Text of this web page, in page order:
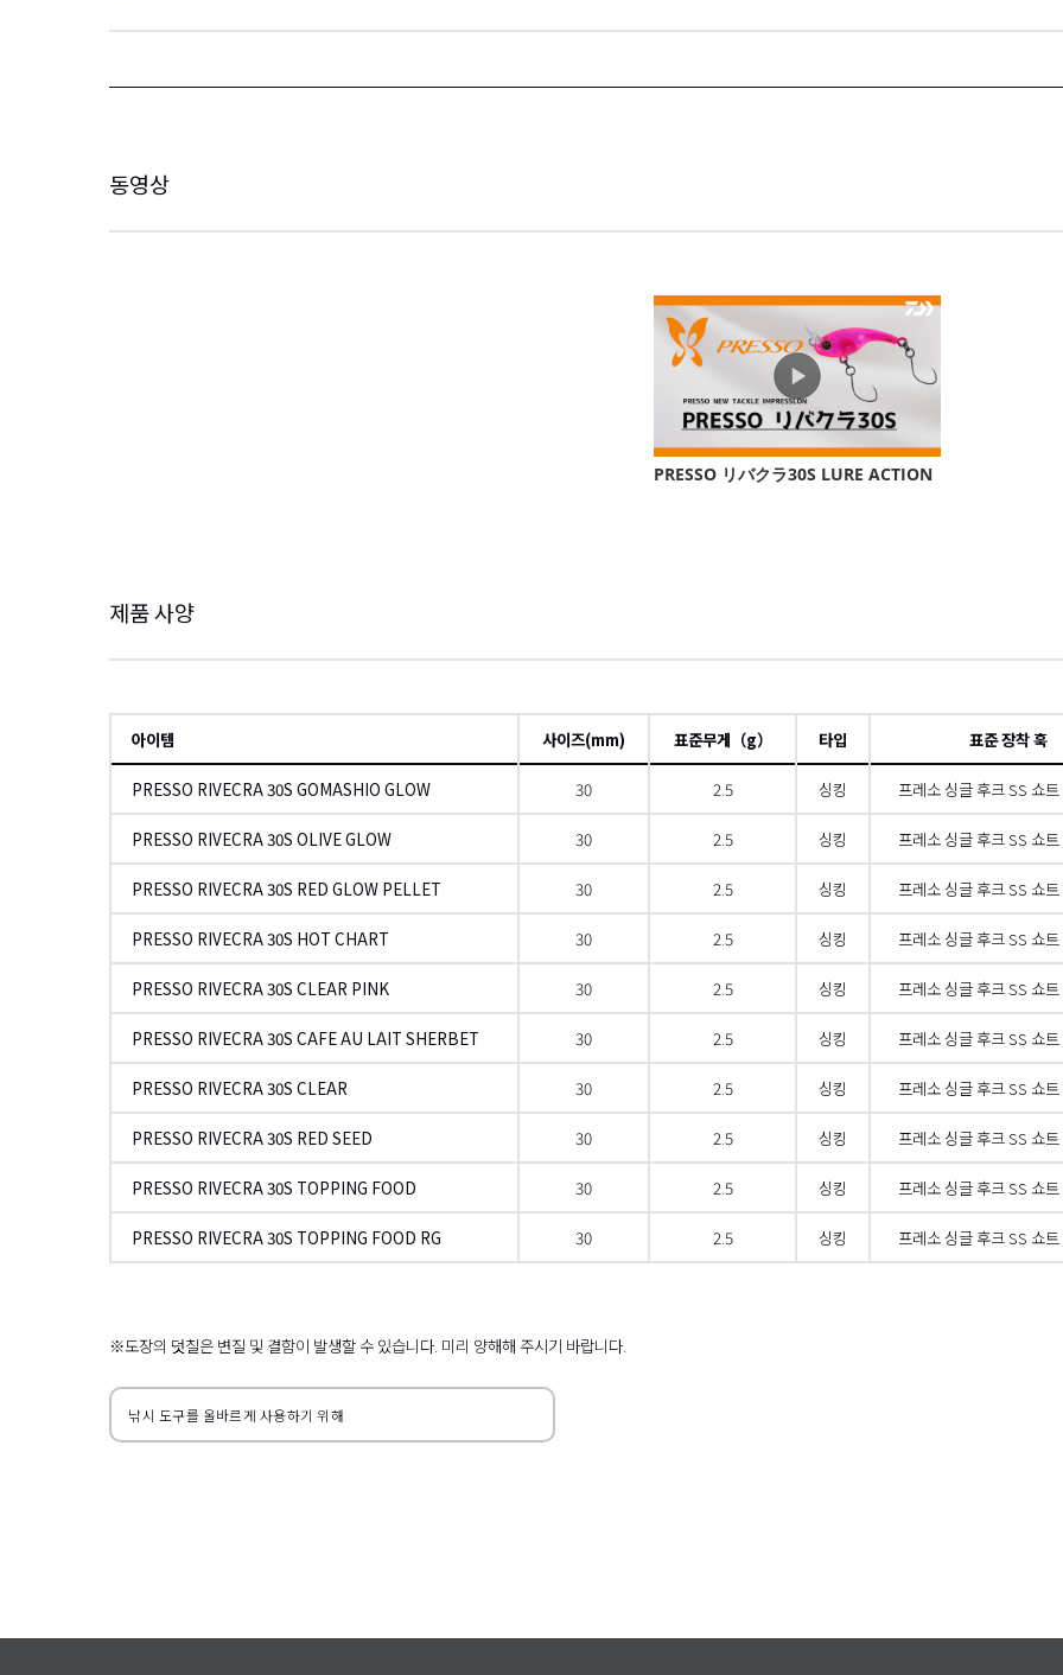
동영상
제품 사양
아이템 사이즈(mm) 표준무게（g） 타입 표준 장착 훅
PRESSO RIVECRA 30S GOMASHIO GLOW 30 2.5 싱킹 프레소 싱글 후크 SS 쇼
PRESSO RIVECRA 30S OLIVE GLOW 30 2.5 싱킹 프레소 싱글 후크 SS 쇼
PRESSO RIVECRA 30S RED GLOW PELLET 30 2.5 싱킹 프레소 싱글 후크 SS 쇼
PRESSO RIVECRA 30S HOT CHART 30 2.5 싱킹 프레소 싱글 후크 SS 쇼
PRESSO RIVECRA 30S CLEAR PINK 30 2.5 싱킹 프레소 싱글 후크 SS 쇼
PRESSO RIVECRA 30S CAFE AU LAIT SHERBET 30 2.5 싱킹 프레소 싱글 후크 SS 쇼
PRESSO RIVECRA 30S CLEAR 30 2.5 싱킹 프레소 싱글 후크 SS 쇼
PRESSO RIVECRA 30S RED SEED 30 2.5 싱킹 프레소 싱글 후크 SS 쇼
PRESSO RIVECRA 30S TOPPING FOOD 30 2.5 싱킹 프레소 싱글 후크 SS 쇼
PRESSO RIVECRA 30S TOPPING FOOD RG 30 2.5 싱킹
프레소 싱글 후크 SS 쇼
※도장의 덧칠은 변질 및 결함이 발생할 수 있습니다. 미리 양해해 주시기 바랍니다.
낚시 도구를 올바르게 사용하기 위해